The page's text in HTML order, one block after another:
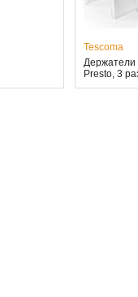
Tescoma
Держатели
Presto, 3